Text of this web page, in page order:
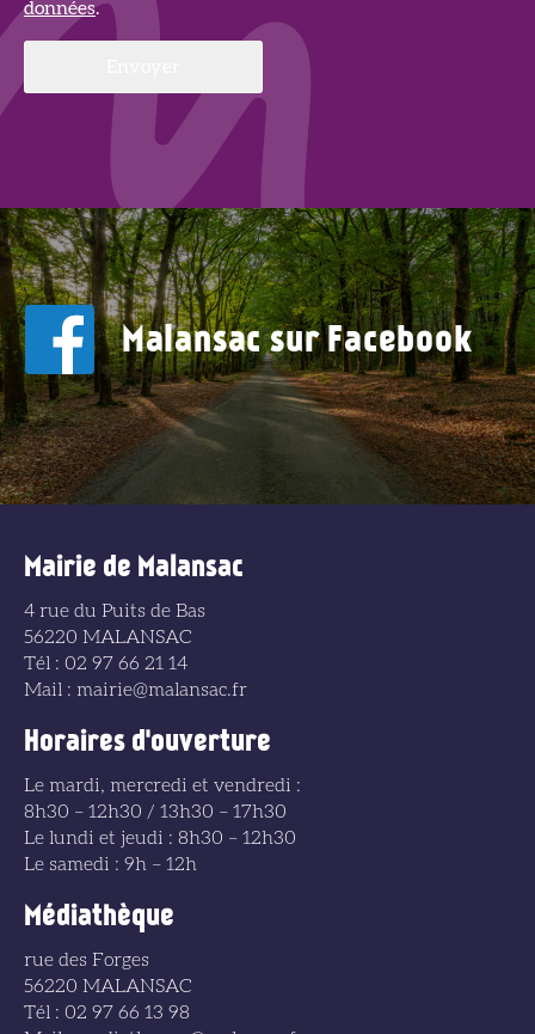
données.
Malansac sur Facebook
Mairie de Malansac
4 rue du Puits de Bas
56220 MALANSAC
Tél : 02 97 66 21 14
Mail : mairie@malansac.fr
Horaires d'ouverture
Le mardi, mercredi et vendredi :
8h30 – 12h30 / 13h30 – 17h30
Le lundi et jeudi : 8h30 – 12h30
Le samedi : 9h – 12h
Médiathèque
rue des Forges
56220 MALANSAC
Tél : 02 97 66 13 98